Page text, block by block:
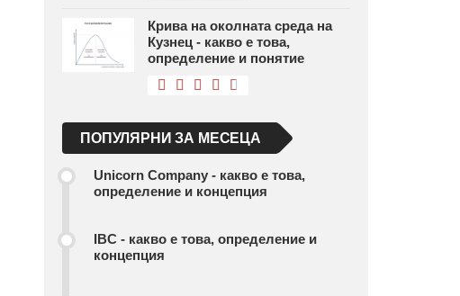
Крива на околната среда на
Кузнец - какво е това,
определение и понятие
ПОПУЛЯРНИ ЗА МЕСЕЦА
Unicorn Company - какво е това,
определение и концепция
IBC - какво е това, определение и
концепция